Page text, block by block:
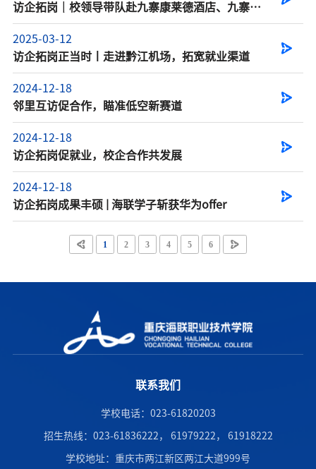
访企拓岗｜校领导带队赴九寨康莱德酒店、九寨鲁
2025-03-12
访企拓岗正当时丨走进黔江机场，拓宽就业渠道
2024-12-18
邻里互访促合作，瞄准低空新赛道
2024-12-18
访企拓岗促就业，校企合作共发展
2024-12-18
访企拓岗成果丰硕 | 海联学子斩获华为offer
1 2 3 4 5 6
联系我们
学校电话：023-61820203
招生热线：023-61836222， 61979222， 61918222
学校地址：重庆市两江新区两江大道999号